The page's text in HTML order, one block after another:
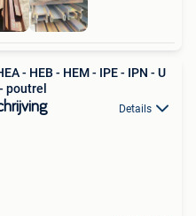
- HEB - HEM - IPE - IPN - U
poutrel
Details